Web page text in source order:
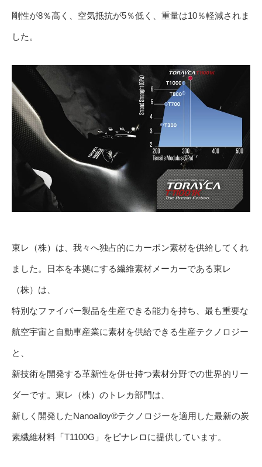
剛性が8％高く、空気抵抗が5％低く、重量は10％軽減されま
した。
東レ（株）は、我々へ独占的にカーボン素材を供給してくれ
ました。日本を本拠にする繊維素材メーカーである東レ
（株）は、
特別なファイバー製品を生産できる能力を持ち、最も重要な
航空宇宙と自動車産業に素材を供給できる生産テクノロジー
と、
新技術を開発する革新性を併せ持つ素材分野での世界的リー
ダーです。東レ（株）のトレカ部門は、
新しく開発したNanoalloy®テクノロジーを適用した最新の炭
素繊維材料「T1100G」をピナレロに提供しています。